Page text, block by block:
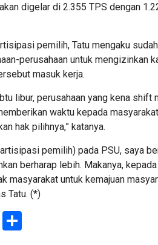
digelar di 2.355 TPS dengan
pemilih, Tatu mengaku
perusahaan untuk mengizinkan
masuk kerja.
libur, perusahaan yang kena shift
waktu kepada
hak pilihnya,” katanya.
pemilih) pada PSU, saya
berharap lebih. Makanya,
masyarakat untuk kemajuan
Tatu. (*)
WhatsApp